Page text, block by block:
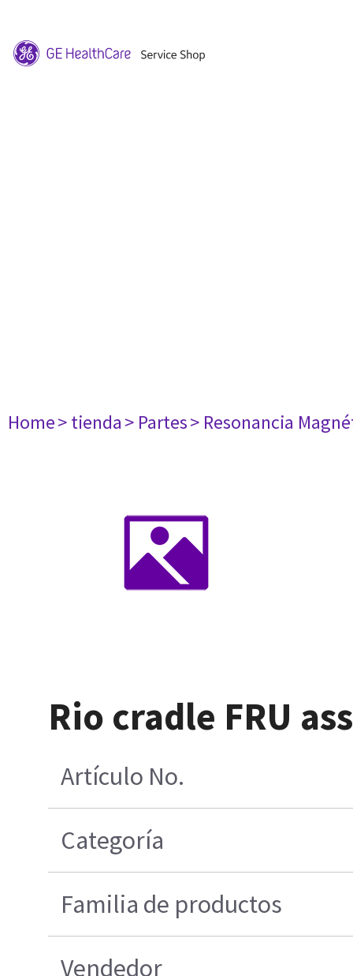
Home> tienda> Partes> Resonancia
Rio cradle FRU
Artículo No.
Categoría
Familia de productos
Vendedor